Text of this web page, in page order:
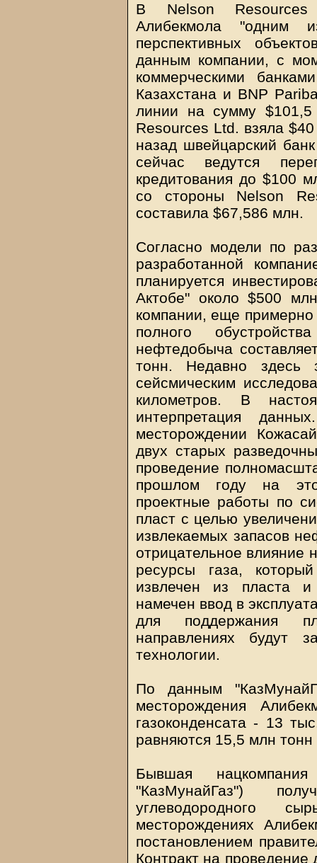
В Nelson Resources
Алибекмола "одним
перспективных
данным компании, с
коммерческими
Казахстана и BNP
линии на сумму
Resources Ltd. взяла
назад швейцарский
сейчас ведутся
кредитования до $100
со стороны Nelson
составила $67,586 млн.
Согласно модели по
разработанной
планируется
Актобе" около $500
компании, еще примерно
полного
нефтедобыча
тонн. Недавно здесь
сейсмическим
километров. В
интерпретация
месторождении
двух старых
проведение
прошлом году на
проектные работы по
пласт с целью
извлекаемых запасов
отрицательное влияние
ресурсы газа,
извлечен из пласта
намечен ввод в
для поддержания
направлениях будут
технологии.
По данным
месторождения
газоконденсата - 13
равняются 15,5 млн тонн
Бывшая
"КазМунайГаз")
углеводородного
месторождениях
постановлением
Контракт на